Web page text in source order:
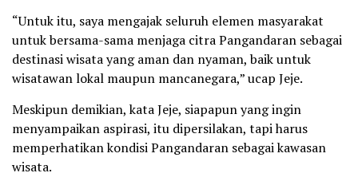
“Untuk itu, saya mengajak seluruh elemen masyarakat
untuk bersama-sama menjaga citra Pangandaran sebagai
destinasi wisata yang aman dan nyaman, baik untuk
wisatawan lokal maupun mancanegara,” ucap Jeje.
Meskipun demikian, kata Jeje, siapapun yang ingin
menyampaikan aspirasi, itu dipersilakan, tapi harus
memperhatikan kondisi Pangandaran sebagai kawasan
wisata.